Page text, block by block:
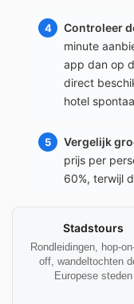
Controleer
minute
app dan op
direct
hotel
Vergelijk
prijs per
60%, terwijl
Stadstours
Rondleidingen, hop-
off, wandeltochten
Europese steden